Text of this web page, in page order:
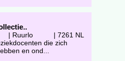
| Ruurlo | 7261 NL
die zich
en ond...